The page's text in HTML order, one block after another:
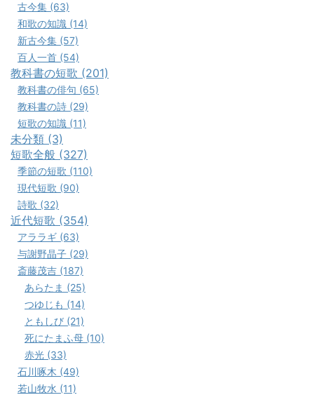
古今集 (63)
和歌の知識 (14)
新古今集 (57)
百人一首 (54)
教科書の短歌 (201)
教科書の俳句 (65)
教科書の詩 (29)
短歌の知識 (11)
未分類 (3)
短歌全般 (327)
季節の短歌 (110)
現代短歌 (90)
詩歌 (32)
近代短歌 (354)
アララギ (63)
与謝野晶子 (29)
斎藤茂吉 (187)
あらたま (25)
つゆじも (14)
ともしび (21)
死にたまふ母 (10)
赤光 (33)
石川啄木 (49)
若山牧水 (11)